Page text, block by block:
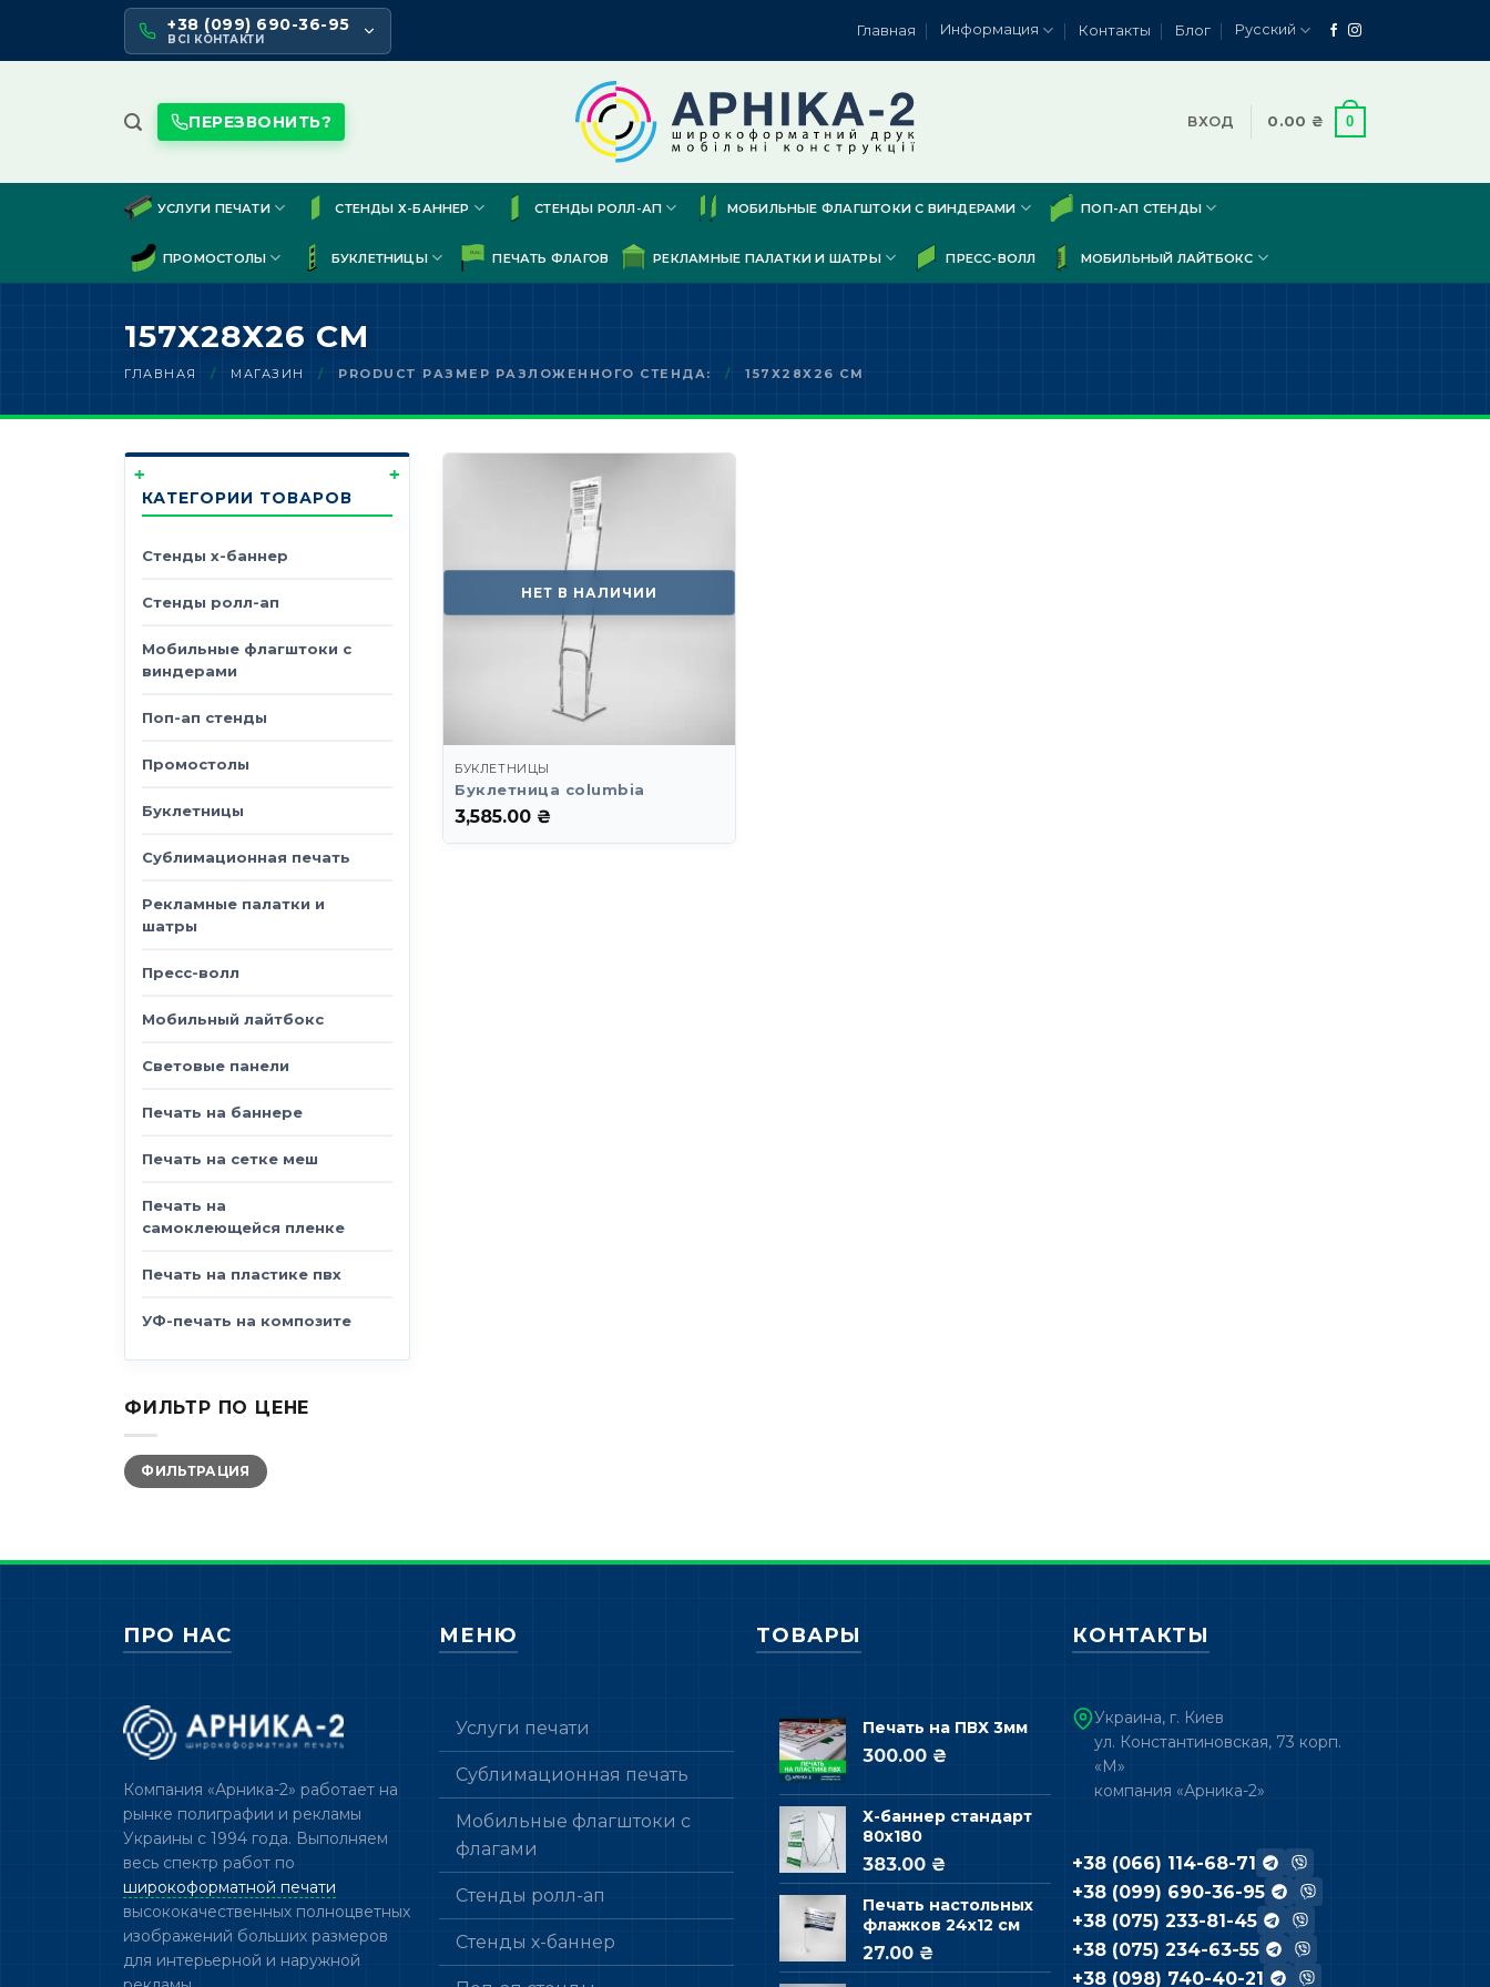
content
+38 (099) 690-36-95
ВСІ КОНТАКТИ
Главная Информация Контакты Блог Русский
ПЕРЕЗВОНИТЬ? ВХОД 0.00 ₴ 0
УСЛУГИ ПЕЧАТИ СТЕНДЫ Х-БАННЕР СТЕНДЫ РОЛЛ-АП МОБИЛЬНЫЕ ФЛАГШТОКИ С ВИНДЕРАМИ ПОП-АП СТЕНДЫ
ПРОМОСТОЛЫ БУКЛЕТНИЦЫ ПЕЧАТЬ ФЛАГОВ РЕКЛАМНЫЕ ПАЛАТКИ И ШАТРЫ ПРЕСС-ВОЛЛ МОБИЛЬНЫЙ ЛАЙТБОКС
157Х28Х26 СМ
ГЛАВНАЯ / МАГАЗИН / PRODUCT РАЗМЕР РАЗЛОЖЕННОГО СТЕНДА: / 157Х28Х26 СМ
КАТЕГОРИИ ТОВАРОВ
Стенды х-баннер
Стенды ролл-ап
Мобильные флагштоки с
виндерами
Поп-ап стенды
Промостолы
Буклетницы
Сублимационная печать
Рекламные палатки и
шатры
Пресс-волл
Мобильный лайтбокс
Световые панели
Печать на баннере
Печать на сетке меш
Печать на
самоклеющейся пленке
Печать на пластике пвх
УФ-печать на композите
ФИЛЬТР ПО ЦЕНЕ
Минимальная
цена
Максимальная
ценаФИЛЬТРАЦИЯ
НЕТ В НАЛИЧИИ
БУКЛЕТНИЦЫ
Буклетница columbia
3,585.00 ₴
ПРО НАС
Компания «Арника-2» работает на
рынке полиграфии и рекламы
Украины с 1994 года. Выполняем
весь спектр работ по
широкоформатной печати
высококачественных полноцветных
изображений больших размеров
для интерьерной и наружной
МЕНЮ
Услуги печати
Сублимационная печать
Мобильные флагштоки с
флагами
Стенды ролл-ап
Стенды х-баннер
ТОВАРЫ
Печать на ПВХ 3мм
300.00 ₴
Х-баннер стандарт
80х180
383.00 ₴
Печать настольных
флажков 24х12 см
27.00 ₴
КОНТАКТЫ
Украина, г. Киев
ул. Константиновская, 73 корп.
«М»
компания «Арника-2»
+38 (066) 114-68-71
+38 (099) 690-36-95
+38 (075) 233-81-45
+38 (075) 234-63-55
+38 (098) 740-40-21